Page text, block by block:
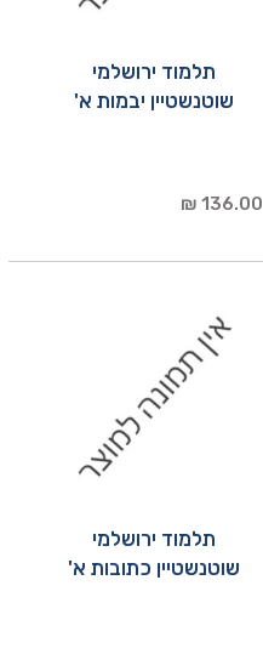
תלמוד ירושלמי
שוטנשטיין יבמות א'
136.00 ₪
תלמוד ירושלמי
שוטנשטיין כתובות א'